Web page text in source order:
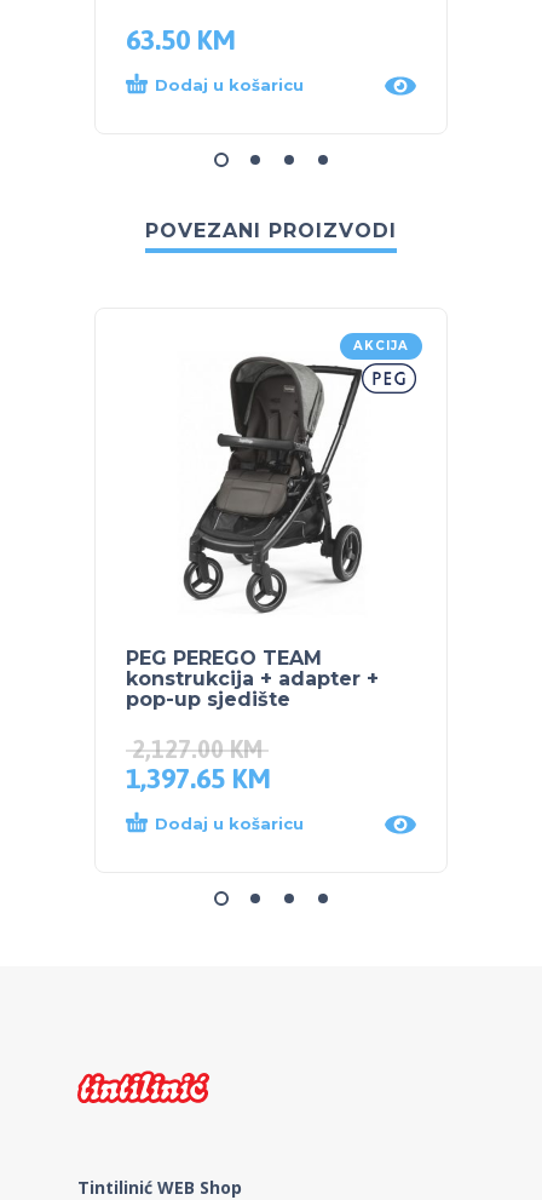
63.50 KM
Dodaj u košaricu
POVEZANI PROIZVODI
AKCIJA
PEG PEREGO TEAM
konstrukcija + adapter +
pop-up sjedište
2,127.00KM
1,397.65 KM
Dodaj u košaricu
Tintilinić WEB Shop